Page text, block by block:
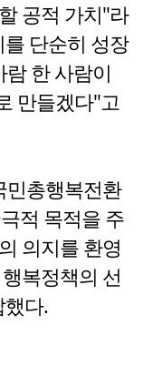
공적 가치"라
단순히 성장
한 사람이
만들겠다"고
민총행복전환
적 목적을 주
의지를 환영
복정책의 선
다.